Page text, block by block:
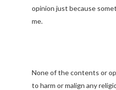
opinion just because
me.
None of the contents or
to harm or malign any